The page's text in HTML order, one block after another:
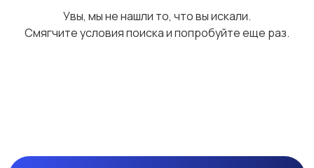
Увы, мы не нашли то, что вы искали.
Смягчите условия поиска и попробуйте еще раз.